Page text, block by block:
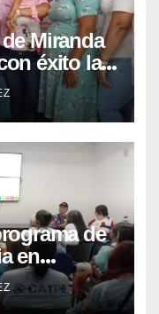
Miranda
éxito la
Lactancia
de
en